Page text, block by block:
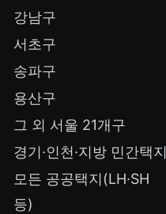
강남구
서초구
송파구
용산구
그 외 서울 21개구
경기·인천·지방 민간택지
모든 공공택지(LH·SH
등)